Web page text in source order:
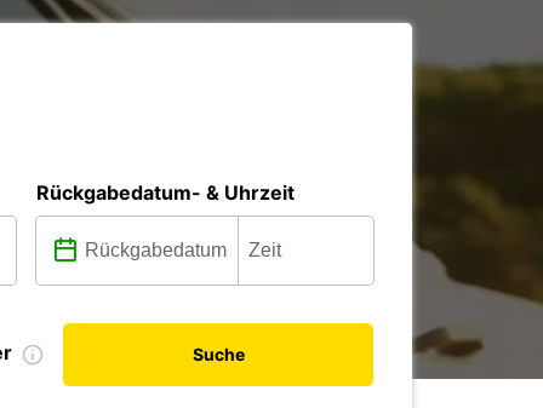
Rückgabedatum- & Uhrzeit
Suche